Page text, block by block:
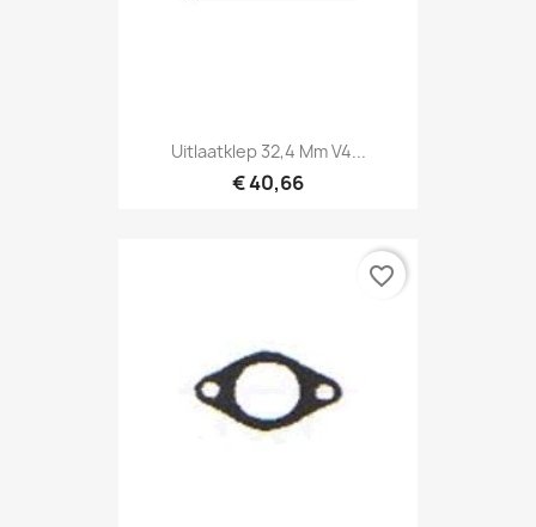
Uitlaatklep 32,4 Mm V4...
€ 40,66
favorite_border